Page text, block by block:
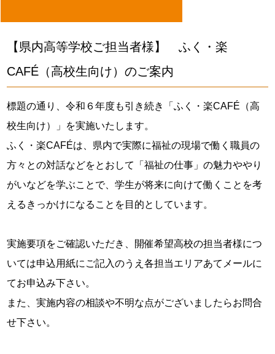
【県内高等学校ご担当者様】 ふく・楽
CAFÉ（高校生向け）のご案内
標題の通り、令和６年度も引き続き「ふく・楽CAFÉ（高
校生向け）」を実施いたします。
ふく・楽CAFÉは、県内で実際に福祉の現場で働く職員の
方々との対話などをとおして「福祉の仕事」の魅力ややり
がいなどを学ぶことで、学生が将来に向けて働くことを考
えるきっかけになることを目的としています。
実施要項をご確認いただき、開催希望高校の担当者様につ
いては申込用紙にご記入のうえ各担当エリアあてメールに
てお申込み下さい。
また、実施内容の相談や不明な点がございましたらお問合
せ下さい。